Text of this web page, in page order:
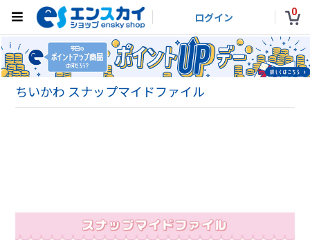
ログイン 0
ちいかわ スナップマイドファイル